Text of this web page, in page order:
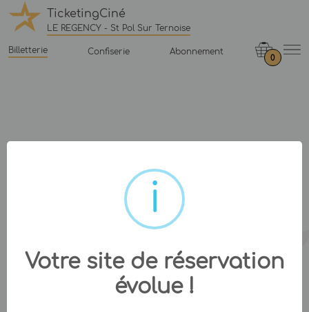
TicketingCiné
LE REGENCY - St Pol Sur Ternoise
Billetterie Confiserie Abonnement
0
Votre site de réservation
évolue !